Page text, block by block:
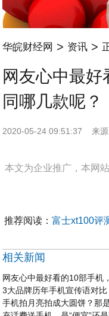
华皖财经网 > 资讯 >
网友心中最好
同哪几款呢？
2020-05-24 09:51:37 来源
本文为企业推广，本网
推荐阅读：富士xt100评
相关新闻
网友心中最好看的10部手机
3大品牌历年手机宣传语对
手机拍月亮拍成大圆饼？那